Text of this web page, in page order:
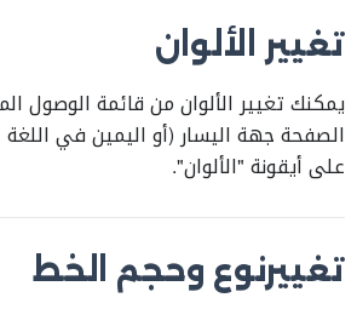
ولمستخدمي الموقع الذين يواجهون
النصوص عبر الانترنت. عند
وصلة "استمع" للاستماع إلى المحتوى
تغيير الألوان
يمكنك تغيير الألوان من قائمة
الصفحة جهة اليسار (أو اليمين في اللغة
على أيقونة "الألوان".
تغييرنوع وحجم الخط